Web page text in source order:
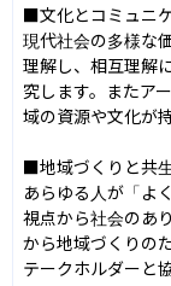
■文化とコミュニ
現代社会の多様な
理解し、相互理解
究します。またア
域の資源や文化が
■地域づくりと共
あらゆる人が「よ
視点から社会のあ
から地域づくりの
テークホルダーと